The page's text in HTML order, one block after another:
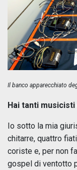
Il banco apparecchiato
Hai tanti
Io sotto la mia
chitarre, quattro
coriste e, per non
gospel di ventotto